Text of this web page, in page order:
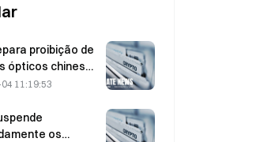
proibição de
ópticos chineses
centers;
sofre impacto
11:19:53
os